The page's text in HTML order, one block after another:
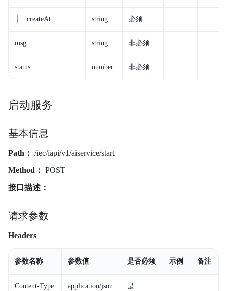
├─ createAt string 必须
msg string 非必须
status number 非必须
启动服务
基本信息
Path： /iec/iapi/v1/aiservice/start
Method： POST
接口描述：
请求参数
Headers
参数名称 参数值 是否必须 示例 备注
Content-Type application/json 是